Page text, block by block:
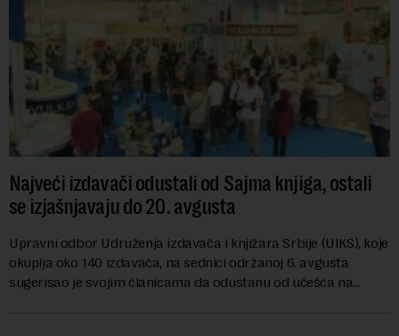
Najveći izdavači odustali od Sajma knjiga, ostali
se izjašnjavaju do 20. avgusta
Upravni odbor Udruženja izdavača i knjižara Srbije (UIKS), koje
okuplja oko 140 izdavača, na sednici održanoj 6. avgusta
sugerisao je svojim članicama da odustanu od učešća na